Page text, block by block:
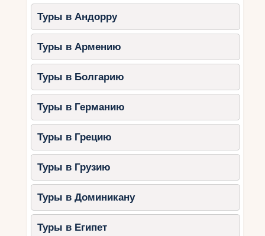
Туры в Андорру
Туры в Армению
Туры в Болгарию
Туры в Германию
Туры в Грецию
Туры в Грузию
Туры в Доминикану
Туры в Египет